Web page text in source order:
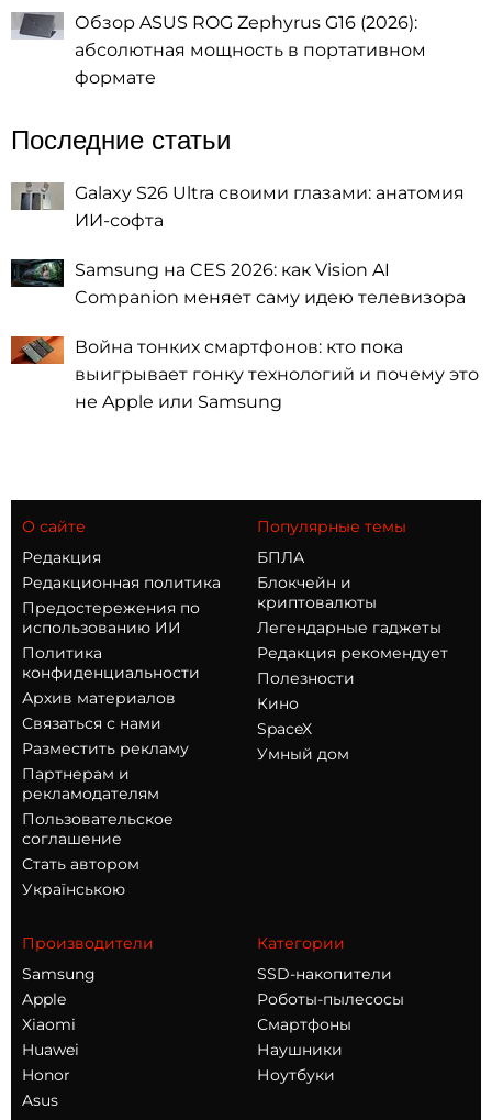
Обзор ASUS ROG Zephyrus G16 (2026):
абсолютная мощность в портативном
формате
Последние статьи
Galaxy S26 Ultra своими глазами: анатомия
ИИ-софта
Samsung на CES 2026: как Vision AI
Companion меняет саму идею телевизора
Война тонких смартфонов: кто пока
выигрывает гонку технологий и почему это
не Apple или Samsung
О сайте
Редакция
Редакционная политика
Предостережения по
использованию ИИ
Политика
конфиденциальности
Архив материалов
Связаться с нами
Разместить рекламу
Партнерам и
рекламодателям
Пользовательское
соглашение
Стать автором
Українською
Популярные темы
БПЛА
Блокчейн и
криптовалюты
Легендарные гаджеты
Редакция рекомендует
Полезности
Кино
SpaceX
Умный дом
Производители
Samsung
Apple
Xiaomi
Huawei
Honor
Asus
Категории
SSD-накопители
Роботы-пылесосы
Смартфоны
Наушники
Ноутбуки